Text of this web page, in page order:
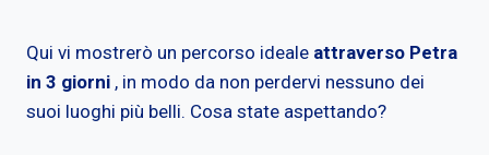
Qui vi mostrerò un percorso ideale attraverso Petra
in 3 giorni , in modo da non perdervi nessuno dei
suoi luoghi più belli. Cosa state aspettando?